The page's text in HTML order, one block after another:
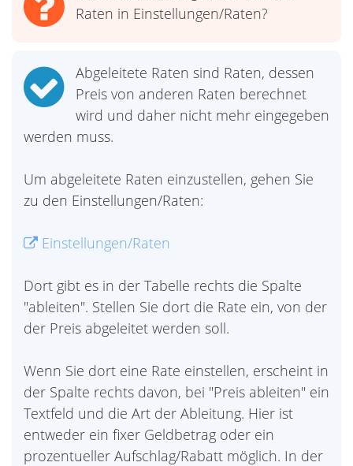
Raten in Einstellungen/Raten?
Abgeleitete Raten sind Raten, dessen
Preis von anderen Raten berechnet
wird und daher nicht mehr eingegeben
werden muss.
Um abgeleitete Raten einzustellen, gehen Sie
zu den Einstellungen/Raten:
Einstellungen/Raten
Dort gibt es in der Tabelle rechts die Spalte
"ableiten". Stellen Sie dort die Rate ein, von der
der Preis abgeleitet werden soll.
Wenn Sie dort eine Rate einstellen, erscheint in
der Spalte rechts davon, bei "Preis ableiten" ein
Textfeld und die Art der Ableitung. Hier ist
entweder ein fixer Geldbetrag oder ein
prozentueller Aufschlag/Rabatt möglich. In der